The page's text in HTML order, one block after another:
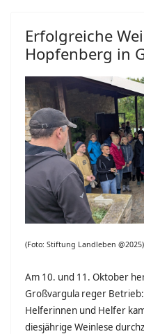
Erfolgreiche
Hopfenberg in
(Foto: Stiftung Landleben @2025)
Am 10. und 11. Oktober
Großvargula reger
Helferinnen und Helfer
diesjährige Weinlese